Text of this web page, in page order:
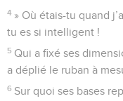
4 » Où étais-tu quand
tu es si intelligent !
5 Qui a fixé ses
a déplié le ruban à
6 Sur quoi ses bases